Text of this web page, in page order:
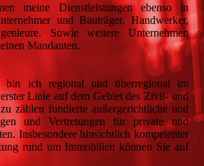
meine Dienstleistungen ebenso in
und Bauträger, Handwerker,
Sowie weitere Unternehmen
Mandanten.
bin ich regional und überregional im
Linie auf dem Gebiet des Zivil- und
zählen fundierte außergerichtliche und
und Vertretungen für private und
Insbesondere hinsichtlich kompetenter
rund um Immobilien können Sie auf